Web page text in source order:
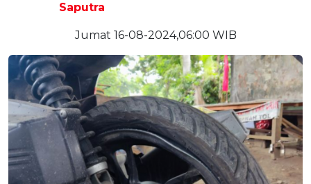
Saputra
Jumat 16-08-2024,06:00 WIB